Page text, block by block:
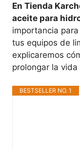
En Tienda
aceite para
importancia
tus equipos de
explicaremos
prolongar la
BESTSELLER NO. 1